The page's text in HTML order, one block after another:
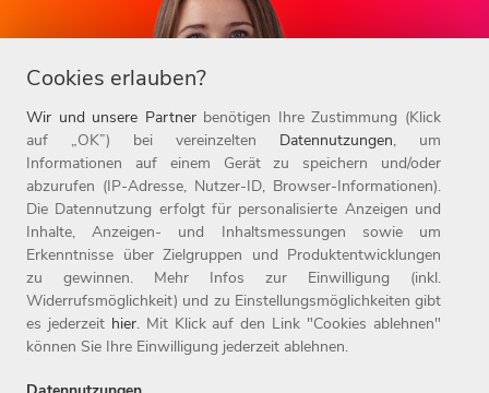
Cookies erlauben?
Wir und unsere Partnerbenötigen Ihre Zustimmung (Klick
auf „OK”) bei vereinzelten Datennutzungen, um
Informationen auf einem Gerät zu speichern und/oder
abzurufen (IP-Adresse, Nutzer-ID, Browser-Informationen).
Die Datennutzung erfolgt für personalisierte Anzeigen und
Inhalte, Anzeigen- und Inhaltsmessungen sowie um
Erkenntnisse über Zielgruppen und Produktentwicklungen
zu gewinnen. Mehr Infos zur Einwilligung (inkl.
Widerrufsmöglichkeit) und zu Einstellungsmöglichkeiten gibt
es jederzeit hier. Mit Klick auf den Link "Cookies ablehnen"
können Sie Ihre Einwilligung jederzeit ablehnen.